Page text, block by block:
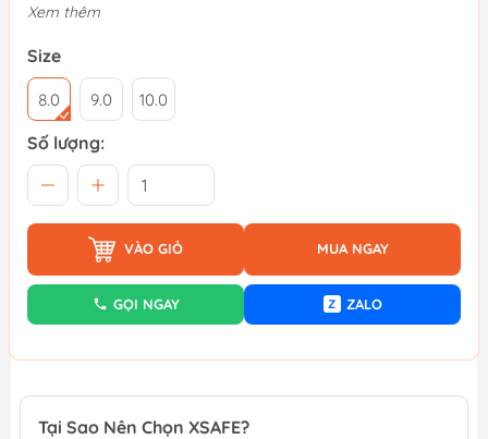
Xem thêm
Size
8.0 9.0 10.0
Số lượng:
VÀO GIỎ MUA NGAY
GỌI NGAY Z ZALO
Tại Sao Nên Chọn XSAFE?